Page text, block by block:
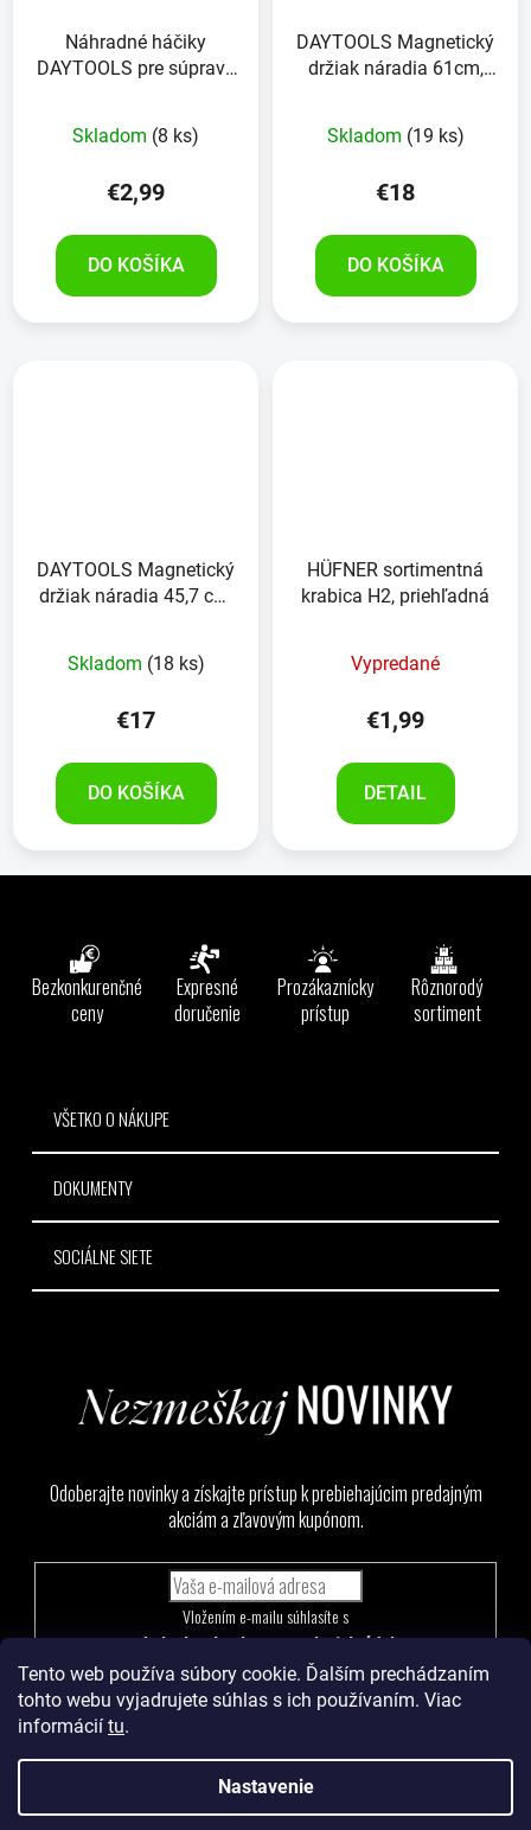
Tento web používa súbory cookie. Ďalším prechádzaním
tohto webu vyjadrujete súhlas s ich používaním. Viac
informácií tu.
Nastavenie
Náhradné háčiky
DAYTOOLS pre súpravu
Skladom (8 ks)
€2,99
DO KOŠÍKA
DAYTOOLS Magnetický
držiak náradia 61cm,
Skladom (19 ks)
€18
DO KOŠÍKA
DAYTOOLS Magnetický
držiak náradia 45,7 cm,
Skladom (18 ks)
€17
DO KOŠÍKA
HÜFNER sortimentná
krabica H2, priehľadná
Vypredané
€1,99
DETAIL
Bezkonkurenčné
ceny
Expresné
doručenie
Prozákaznícky
prístup
Rôznorodý
sortiment
VŠETKO O NÁKUPE
DOKUMENTY
SOCIÁLNE SIETE
Odoberajte novinky a získajte prístup k prebiehajúcim predajným
akciám a zľavovým kupónom.
podmienkami ochrany osobných údajov
PRIHLÁSIŤ